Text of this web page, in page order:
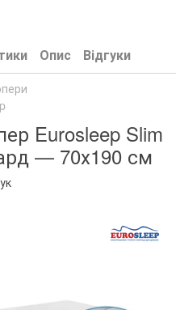
Eurosleep Slim
— 70х190 см
Опис Відгуки